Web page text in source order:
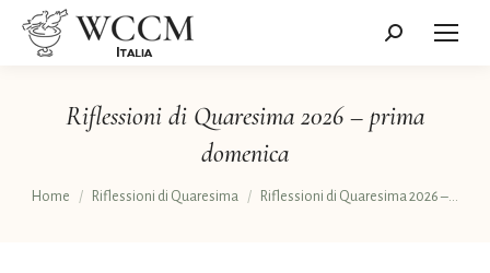
Cerca:
Riflessioni di Quaresima 2026 – prima
domenica
Tu sei qui:
Home Riflessioni di Quaresima Riflessioni di Quaresima 2026 –…